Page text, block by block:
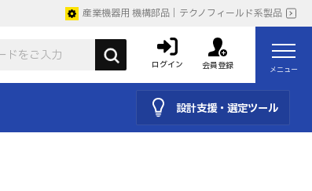
産業機器用 機構部品｜テクノフィールド系製品
ログイン 会員登録 メニュー
設計支援・選定ツール